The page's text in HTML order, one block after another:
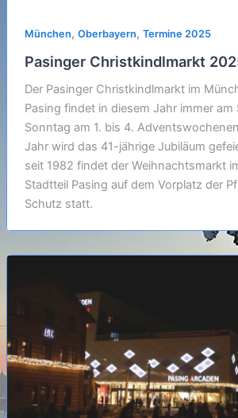
München, Oberbayern, Termine 2025
Pasinger Christkindlmarkt
Der Pasinger Christkindlmarkt im
Pasing findet in diesem Jahr immer am
Sonntag am 1. bis 4.
Jahr wird das 41-jährige Jubiläum
seit 1982 findet der Weihnachtsmarkt
Stadtteil Pasing auf dem Vorplatz der
Schutz statt.